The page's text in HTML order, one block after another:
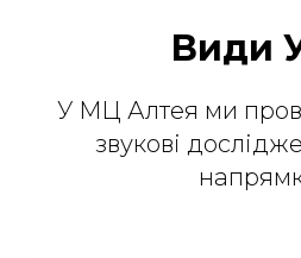
Види
У МЦ Алтея ми
звукові